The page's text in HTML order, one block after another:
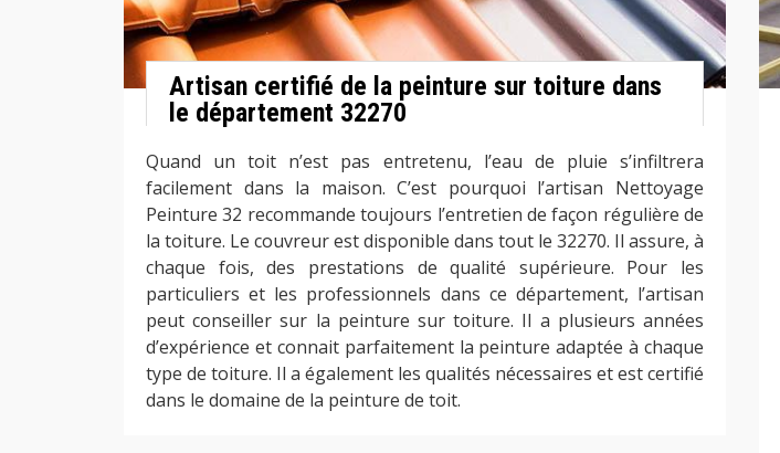
Artisan certifié de la peinture sur toiture dans
le département 32270
Quand un toit n’est pas entretenu, l’eau de pluie s’infiltrera
facilement dans la maison. C’est pourquoi l’artisan Nettoyage
Peinture 32 recommande toujours l’entretien de façon régulière de
la toiture. Le couvreur est disponible dans tout le 32270. Il assure, à
chaque fois, des prestations de qualité supérieure. Pour les
particuliers et les professionnels dans ce département, l’artisan
peut conseiller sur la peinture sur toiture. Il a plusieurs années
d’expérience et connait parfaitement la peinture adaptée à chaque
type de toiture. Il a également les qualités nécessaires et est certifié
dans le domaine de la peinture de toit.